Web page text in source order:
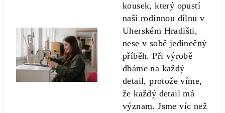
kousek, který opustí
naši rodinnou dílnu v
Uherském Hradišti,
nese v sobě jedinečný
příběh. Při výrobě
dbáme na každý
detail, protože víme,
že každý detail má
význam. Jsme víc než